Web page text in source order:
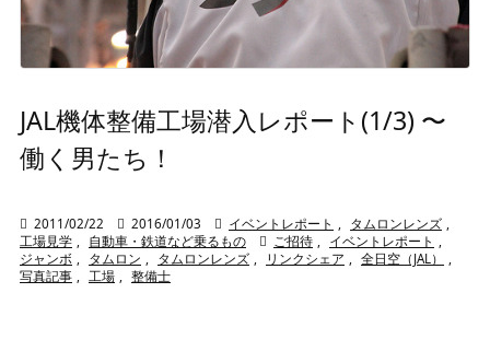
JAL機体整備工場潜入レポート(1/3) 〜
働く男たち！
 2011/02/22  2016/01/03  イベントレポート タムロンレンズ
工場見学
自動車・鉄道など乗るもの  ご招待 イベントレポート
ジャンボ
タムロン タムロンレンズ リンクシェア 全日空（JAL）
写真記事
工場 整備士